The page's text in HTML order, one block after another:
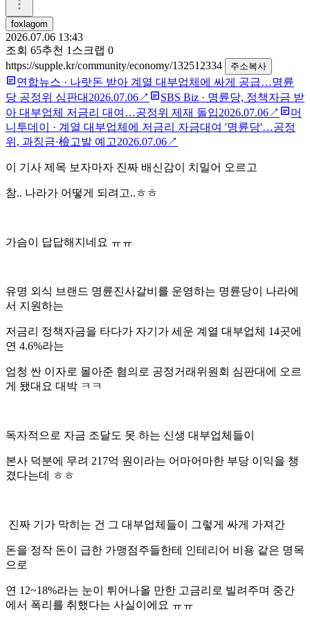
foxlagom
2026.07.06 13:43
조회 65추천 1 스크랩 0
https://supple.kr/community/economy/132512334
주소복사
연합뉴스 · 나랏돈 받아 계열 대부업체에 싸게 공급…명륜
당 공정위 심판대 2026.07.06↗ SBS Biz · 명륜당, 정책자금 받
아 대부업체 저금리 대여…공정위 제재 돌입2026.07.06↗
머
니투데이
· 계열 대부업체에 저금리 자금대여 '명륜당'…공정
위, 과징금·檢고발 예고2026.07.06↗
이 기사 제목 보자마자 진짜 배신감이 치밀어 오르고
참.. 나라가 어떻게 되려고..ㅎㅎ
가슴이 답답해지네요 ㅠㅠ
유명 외식 브랜드 명륜진사갈비를 운영하는 명륜당이 나라에
서 지원하는
저금리 정책자금을 타다가 자기가 세운 계열 대부업체 14곳에
연 4.6%라는
엄청 싼 이자로 몰아준 혐의로 공정거래위원회 심판대에 오르
게 됐대요 대박 ㅋㅋ
독자적으로 자금 조달도 못 하는 신생 대부업체들이
본사 덕분에 무려 217억 원이라는 어마어마한 부당 이익을 챙
겼다는데 ㅎㅎ
진짜 기가 막히는 건 그 대부업체들이 그렇게 싸게 가져간
돈을 정작 돈이 급한 가맹점주들한테 인테리어 비용 같은 명목
으로
연 12~18%라는 눈이 튀어나올 만한 고금리로 빌려주며 중간
에서 폭리를 취했다는 사실이에요 ㅠㅠ